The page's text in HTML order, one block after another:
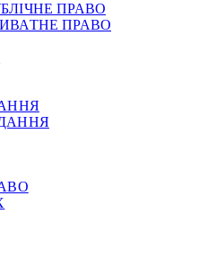
ПРАВО
ПРАВО